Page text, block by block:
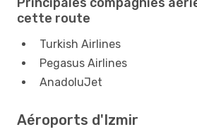
cette route
Turkish Airlines
Pegasus Airlines
AnadoluJet
Aéroports d'Izmir